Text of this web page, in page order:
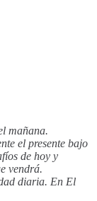
mañana.
el presente bajo
de hoy y
vendrá.
diaria. En El